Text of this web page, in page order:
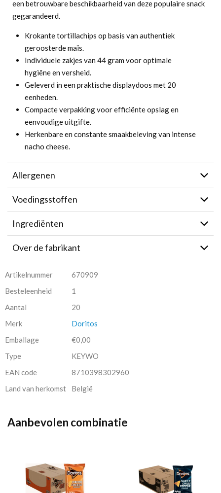
een betrouwbare beschikbaarheid van deze populaire snack
gegarandeerd.
Krokante tortillachips op basis van authentiek
geroosterde maïs.
Individuele zakjes van 44 gram voor optimale
hygiëne en versheid.
Geleverd in een praktische displaydoos met 20
eenheden.
Compacte verpakking voor efficiënte opslag en
eenvoudige uitgifte.
Herkenbare en constante smaakbeleving van intense
nacho cheese.
Allergenen
Voedingsstoffen
Ingrediënten
Over de fabrikant
Artikelnummer
670909
Besteleenheid
1
Aantal
20
Merk
Doritos
Emballage
€0,00
Type
KEYWO
EAN code
8710398302960
Land van herkomst
België
Aanbevolen combinatie